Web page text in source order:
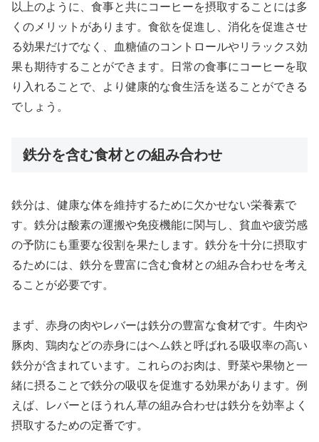
以上のように、食事と共にコーヒーを摂取することには多
くのメリットがあります。食欲を促進し、消化を促進させ
る効果だけでなく、血糖値のコントロールやリラックス効
果も期待することができます。日常の食事にコーヒーを取
り入れることで、より健康的な食生活を送ることができる
でしょう。
鉄分を含む食材との組み合わせ
鉄分は、健康な体を維持するために欠かせない栄養素で
す。鉄分は酸素の運搬や免疫機能に関与し、貧血や疲労感
の予防にも重要な役割を果たします。鉄分を十分に摂取す
るためには、鉄分を豊富に含む食材との組み合わせを考え
ることが必要です。
まず、赤身の肉やレバーは鉄分の豊富な食材です。牛肉や
豚肉、鶏肉などの赤身にはヘム鉄と呼ばれる吸収率の高い
鉄分が含まれています。これらのお肉は、野菜や果物と一
緒に摂ることで鉄分の吸収を促進する効果があります。例
えば、レバーとほうれん草の組み合わせは鉄分を効率よく
摂取するための定番です。